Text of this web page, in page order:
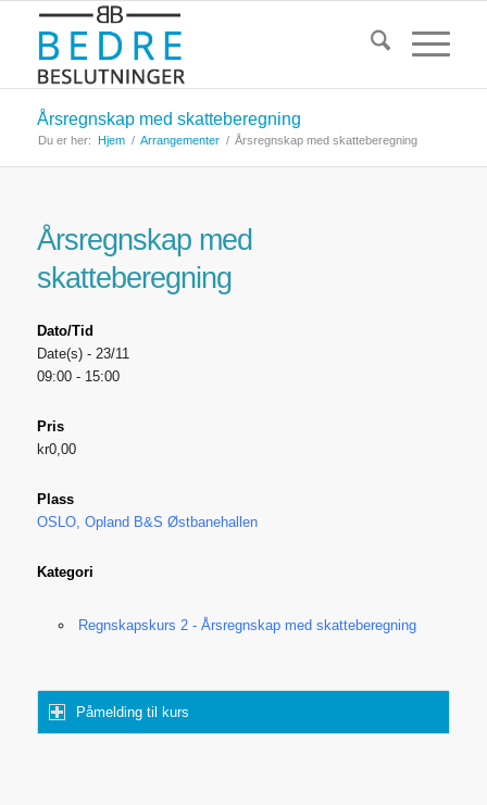
Årsregnskap med skatteberegning
Du er her: Hjem / Arrangementer / Årsregnskap med skatteberegning
Årsregnskap med
skatteberegning
Dato/Tid
Date(s) - 23/11
09:00 - 15:00
Pris
kr0,00
Plass
OSLO, Opland B&S Østbanehallen
Kategori
Regnskapskurs 2 - Årsregnskap med skatteberegning
Påmelding til kurs